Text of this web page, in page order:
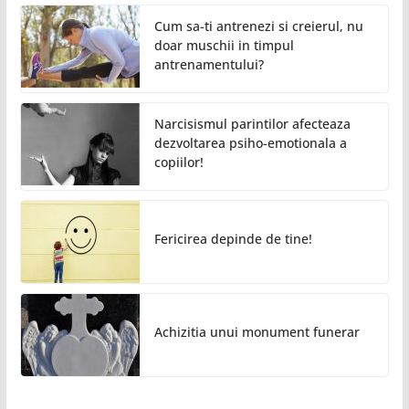
Cum sa-ti antrenezi si creierul, nu
doar muschii in timpul
antrenamentului?
Narcisismul parintilor afecteaza
dezvoltarea psiho-emotionala a
copiilor!
Fericirea depinde de tine!
Achizitia unui monument funerar